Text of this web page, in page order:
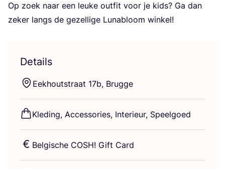
Op zoek naar een leu­ke out­fit voor je kids? Ga dan
zeker langs de gezel­li­ge Luna­bloom winkel!
Details
Eek­hout­straat 17b, Brugge
Kle­ding, Acces­so­ries, Inte­ri­eur, Speelgoed
Bel­gi­sche COSH! Gift Card